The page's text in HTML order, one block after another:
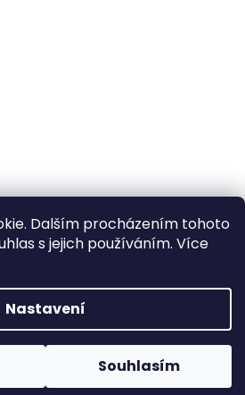
Dalším procházením tohoto
s jejich používáním. Více
Nastavení
Souhlasím
produkt, neváhejte se
jej můžeme zajistit na
Vytvořil Shoptet
life . Všechna práva vyhrazena.